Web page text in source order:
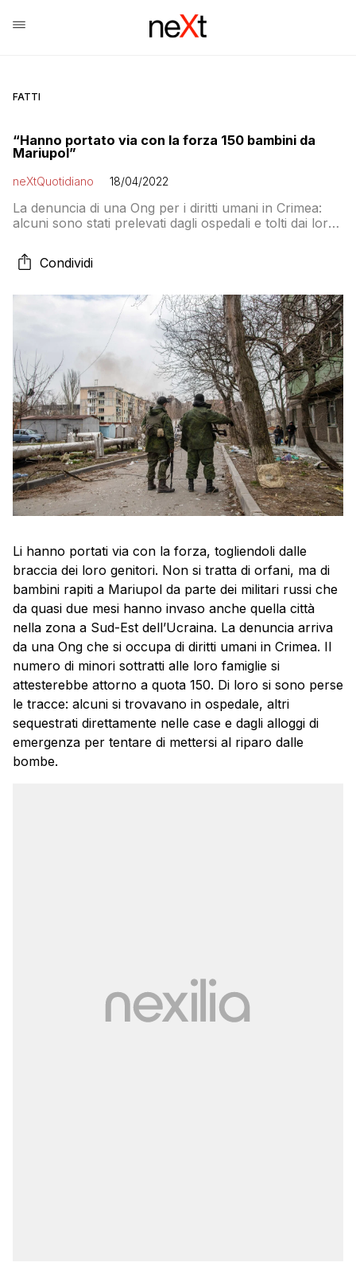
FATTI
“Hanno portato via con la forza 150 bambini da
Mariupol”
neXtQuotidiano 18/04/2022
La denuncia di una Ong per i diritti umani in Crimea:
alcuni sono stati prelevati dagli ospedali e tolti dai loro
Condividi
Li hanno portati via con la forza, togliendoli dalle
braccia dei loro genitori. Non si tratta di orfani, ma di
bambini rapiti a Mariupol da parte dei militari russi che
da quasi due mesi hanno invaso anche quella città
nella zona a Sud-Est dell’Ucraina. La denuncia arriva
da una Ong che si occupa di diritti umani in Crimea. Il
numero di minori sottratti alle loro famiglie si
attesterebbe attorno a quota 150. Di loro si sono perse
le tracce: alcuni si trovavano in ospedale, altri
sequestrati direttamente nelle case e dagli alloggi di
emergenza per tentare di mettersi al riparo dalle
bombe.